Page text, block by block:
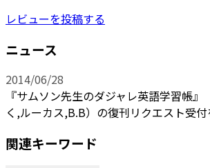
レビューを投稿する
ニュース
2014/06/28
『サムソン先生のダジャレ英語学習帳
く,ルーカス,B.B）の復刊リクエスト受付
関連キーワード